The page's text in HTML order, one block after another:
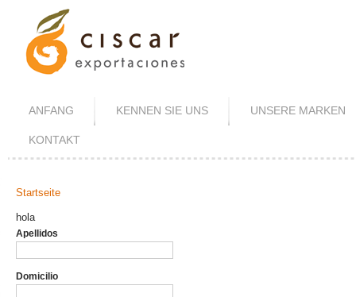
ANFANG KENNEN SIE UNS UNSERE MARKEN
KONTAKT
Sie Sind Hier
Startseite
hola
Apellidos
Domicilio